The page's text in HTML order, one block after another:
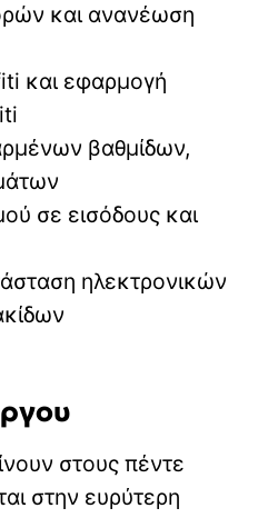
και ανανέωση
και εφαρμογή
βαθμίδων,
σε εισόδους και
ηλεκτρονικών
στους πέντε
στην ευρύτερη